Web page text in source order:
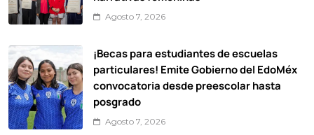
Agosto 7, 2026
¡Becas para estudiantes de escuelas
particulares! Emite Gobierno del EdoMéx
convocatoria desde preescolar hasta
posgrado
Agosto 7, 2026